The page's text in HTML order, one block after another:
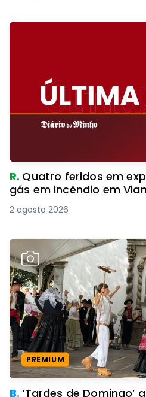
R. Quatro feridos em
gás em incêndio em
2 agosto 2026
PREMIUM
B.‘Tardes de Domingo’